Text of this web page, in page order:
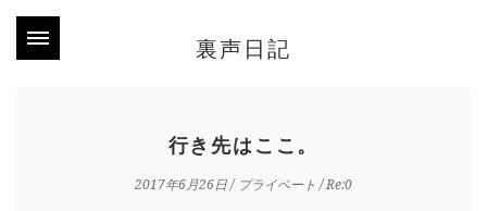
裏声日記
行き先はここ。
2017年6月26日/ プライベート / Re:0